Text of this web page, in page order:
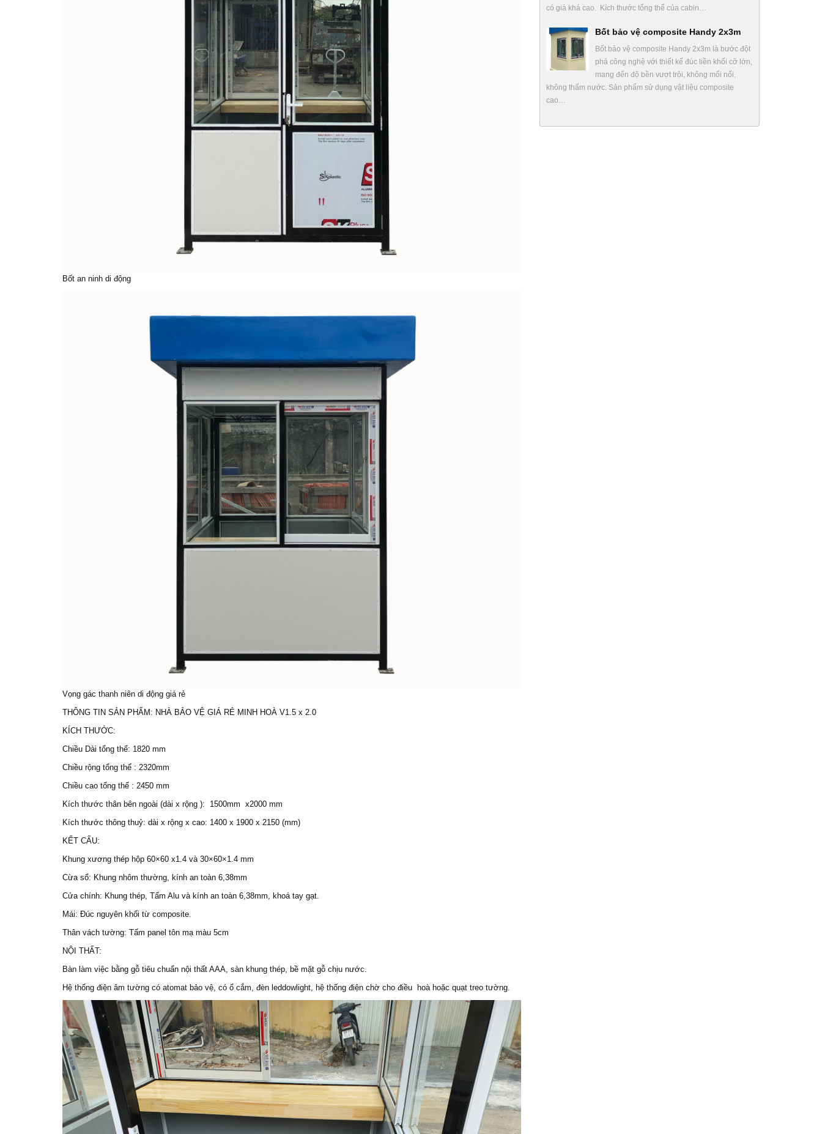
Bốt an ninh di động
Vọng gác thanh niên di động giá rẻ
THÔNG TIN SẢN PHẨM: NHÀ BẢO VỆ GIÁ RẺ MINH HOÀ V1.5 x 2.0
KÍCH THƯỚC:
Chiều Dài tổng thể: 1820 mm
Chiều rộng tổng thể : 2320mm
Chiều cao tổng thể : 2450 mm
Kích thước thân bên ngoài (dài x rộng ): 1500mm x2000 mm
Kích thước thông thuỷ: dài x rộng x cao: 1400 x 1900 x 2150 (mm)
KẾT CẤU:
Khung xương thép hộp 60×60 x1.4 và 30×60×1.4 mm
Cừa sổ: Khung nhôm thường, kính an toàn 6,38mm
Cửa chính: Khung thép, Tấm Alu và kính an toàn 6,38mm, khoá tay gạt.
Mái: Đúc nguyên khối từ composite.
Thân vách tường: Tấm panel tôn mạ màu 5cm
NỘI THẤT:
Bàn làm việc bằng gỗ tiêu chuẩn nội thất AAA, sàn khung thép, bề mặt gỗ chịu nước.
Hệ thống điện âm tường có atomat bảo vệ, có ổ cắm, đèn leddowlight, hệ thống điện chờ cho điều hoà hoặc quạt treo tường.
có giá khá cao. Kích thước tổng thể của cabin…
Bốt bảo vệ composite Handy 2x3m
Bốt bảo vệ composite Handy 2x3m là bước đột
phá công nghệ với thiết kế đúc liền khối cỡ lớn,
mang đến độ bền vượt trội, không mối nối,
không thấm nước. Sản phẩm sử dụng vật liệu composite
cao…